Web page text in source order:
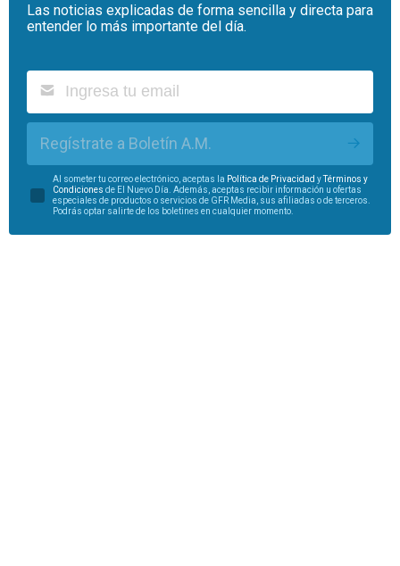
Las noticias explicadas de forma sencilla y directa para
entender lo más importante del día.
Regístrate a Boletín A.M.
Al someter tu correo electrónico, aceptas la Política de Privacidad yTérminos y
Condiciones de El Nuevo Día. Además, aceptas recibir información u ofertas
especiales de productos o servicios de GFR Media, sus afiliadas o de terceros.
Podrás optar salirte de los boletines en cualquier momento.